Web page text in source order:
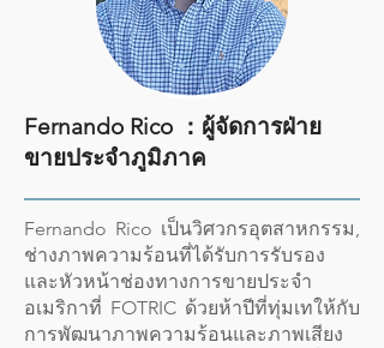
Fernando Rico ： ผู้จัดการฝ่าย
ขายประจำภูมิภาค
Fernando Rico เป็นวิศวกรอุตสาหกรรม,
ช่างภาพความร้อนที่ได้รับการรับรอง
และหัวหน้าช่องทางการขายประจำ
อเมริกาที่ FOTRIC ด้วยห้าปีที่ทุ่มเทให้กับ
การพัฒนาภาพความร้อนและภาพเสียง